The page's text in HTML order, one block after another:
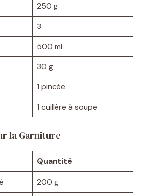
250 g
3
500 ml
30 g
1 pincée
1 cuillère à soupe
la Garniture
Quantité
200 g